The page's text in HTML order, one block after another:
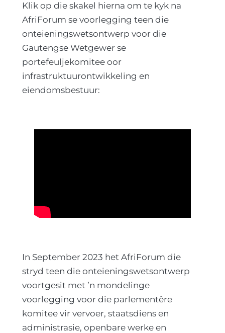
Klik op die skakel hierna om te kyk na
AfriForum se voorlegging teen die
onteieningswetsontwerp voor die
Gautengse Wetgewer se
portefeuljekomitee oor
infrastruktuurontwikkeling en
eiendomsbestuur:
In September 2023 het AfriForum die
stryd teen die onteieningswetsontwerp
voortgesit met ’n mondelinge
voorlegging voor die parlementêre
komitee vir vervoer, staatsdiens en
administrasie, openbare werke en